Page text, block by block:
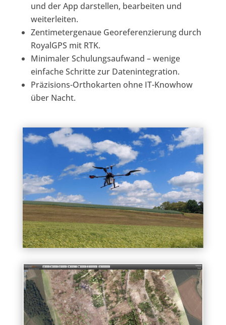
und der App darstellen, bearbeiten und
weiterleiten.
Zentimetergenaue Georeferenzierung durch
RoyalGPS mit RTK.
Minimaler Schulungsaufwand – wenige
einfache Schritte zur Datenintegration.
Präzisions-Orthokarten ohne IT-Knowhow
über Nacht.